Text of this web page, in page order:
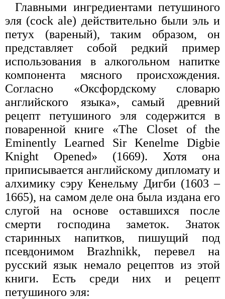
Главными ингредиентами петушиного
эля (cock ale) действительно были эль и
петух (вареный), таким образом, он
представляет собой редкий пример
использования в алкогольном напитке
компонента мясного происхождения.
Согласно «Оксфордскому словарю
английского языка», самый древний
рецепт петушиного эля содержится в
поваренной книге «The Closet of the
Eminently Learned Sir Kenelme Digbie
Knight Opened» (1669). Хотя она
приписывается английскому дипломату и
алхимику сэру Кенельму Дигби (1603 –
1665), на самом деле она была издана его
слугой на основе оставшихся после
смерти господина заметок. Знаток
старинных напитков, пишущий под
псевдонимом Brazhnikk, перевел на
русский язык немало рецептов из этой
книги. Есть среди них и рецепт
петушиного эля: